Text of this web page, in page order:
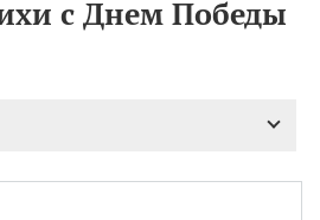
с Днем Победы
11.08
Рождество святителя
Николая Чудотворца
праздник